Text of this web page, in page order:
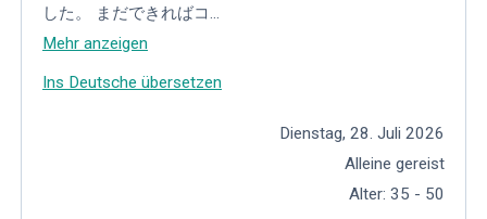
した。 まだできればコ...
Mehr anzeigen
Ins Deutsche übersetzen
Dienstag, 28. Juli 2026
Alleine gereist
Alter: 35 - 50